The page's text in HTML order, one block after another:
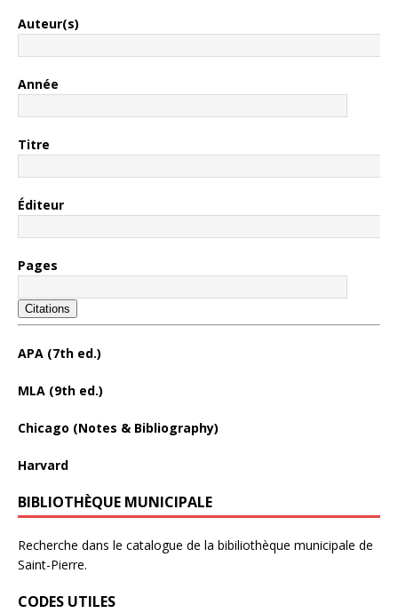
Auteur(s)
Année
Titre
Éditeur
Pages
Citations
APA (7th ed.)
MLA (9th ed.)
Chicago (Notes & Bibliography)
Harvard
BIBLIOTHÈQUE MUNICIPALE
Recherche dans le catalogue de la bibiliothèque municipale de
Saint-Pierre.
CODES UTILES